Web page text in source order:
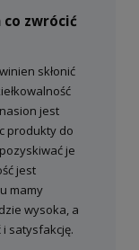
co zwrócić
skłonić
jest
produkty do
je
jest
mamy
wysoka, a
i satysfakcję.